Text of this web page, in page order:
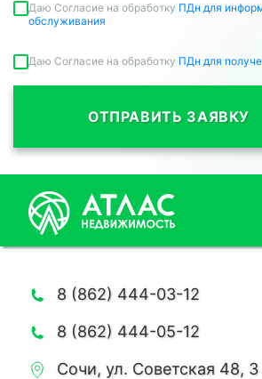
Даю Согласие на обработку ПДн для
обслуживания
Даю Согласие на обработку ПДн для
ОТПРАВИТЬ ЗАЯВКУ
8 (862) 444-03-12
8 (862) 444-05-12
Сочи, ул. Советская 48,